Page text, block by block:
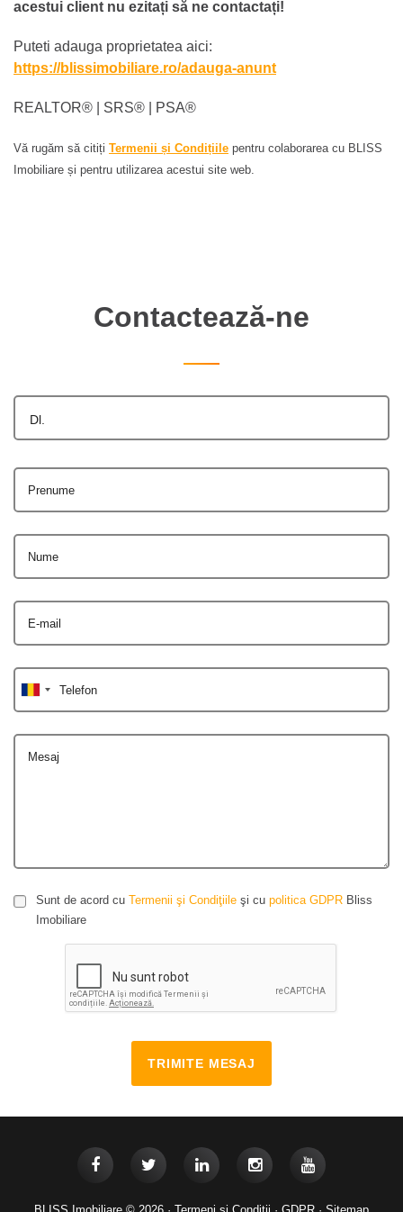
acestui client nu ezitați să ne contactați!
Puteti adauga proprietatea aici:
https://blissimobiliare.ro/adauga-anunt
REALTOR®️ | SRS®️ | PSA®️
Vă rugăm să citiți Termenii și Condițiile pentru colaborarea cu BLISS
Imobiliare și pentru utilizarea acestui site web.
Contactează-ne
Dl.
Prenume
Nume
E-mail
Telefon
Mesaj
Sunt de acord cu Termenii şi Condiţiile şi cu politica GDPR Bliss
Imobiliare
TRIMITE MESAJ